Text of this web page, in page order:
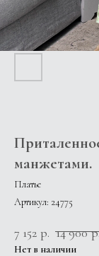
манжетами.
Платье
Артикул: 24775
7 152 р. 14 900 р.
Нет в наличии